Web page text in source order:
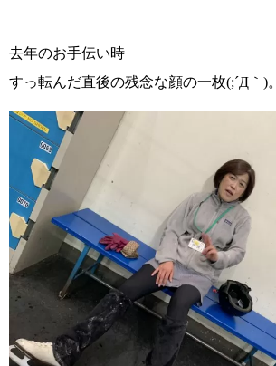
去年のお手伝い時
すっ転んだ直後の残念な顔の一枚(;´Д｀)。